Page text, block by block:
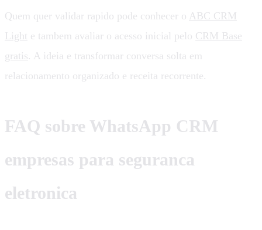
Quem quer validar rapido pode conhecer o ABC CRM
Light e tambem avaliar o acesso inicial pelo CRM Base
gratis. A ideia e transformar conversa solta em
relacionamento organizado e receita recorrente.
FAQ sobre WhatsApp CRM
empresas para seguranca
eletronica